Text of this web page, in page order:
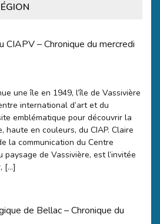
CIAPV – Chronique du mercredi
une île en 1949, l’île de Vassivière
international d’art et du
emblématique pour découvrir la
haute en couleurs, du CIAP. Claire
la communication du Centre
de Vassivière, est l’invitée
[…]
de Bellac – Chronique du